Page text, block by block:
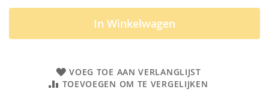
In Winkelwagen
VOEG TOE AAN VERLANGLIJST
TOEVOEGEN OM TE VERGELIJKEN